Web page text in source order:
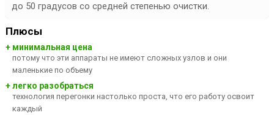
до 50 градусов со средней степенью очистки.
Плюсы
+ минимальная цена
потому что эти аппараты не имеют сложных узлов и они
маленькие по объему
+ легко разобраться
технология перегонки настолько проста, что его работу освоит
каждый